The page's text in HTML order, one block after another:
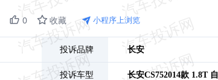
0 收藏 小程序上浏览
投诉品牌 长安
投诉车型 长安CS752014款 1.8T